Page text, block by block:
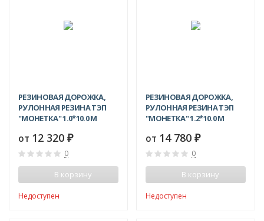
РЕЗИНОВАЯ ДОРОЖКА,
РУЛОННАЯ РЕЗИНА ТЭП
"МОНЕТКА" 1.0*10.0 М
от 12 320 ₽
0
В корзину
Недоступен
РЕЗИНОВАЯ ДОРОЖКА,
РУЛОННАЯ РЕЗИНА ТЭП
"МОНЕТКА" 1.2*10.0 М
от 14 780 ₽
0
В корзину
Недоступен